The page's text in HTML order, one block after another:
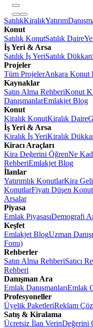
SatılıkKiralıkYatırım
Konut
Satılık KonutSatılık Daire
İş Yeri & Arsa
Satılık İş YeriSatılık Dükkan
Projeler
Tüm ProjelerAnkara Konut
Kaynaklar
Satın Alma RehberiKonut
DanışmanlarEmlakjet Blog
Konut
Kiralık KonutKiralık Daire
İş Yeri & Arsa
Kiralık İş YeriKiralık
Kiracı Araçları
Kira Değerini ÖğrenNe
RehberiEmlakjet Blog
İlanlar
Yatırımlık KonutlarKira
KonutlarFiyatı Düşen
Arsalar
Piyasa
Emlak PiyasasıDemografi
Keşfet
Emlakjet BlogUzman
Fonu)
Rehberler
Satın Alma RehberiSatıcı
Rehberi
Danışman Ara
Emlak DanışmanlarıEmlak
Profesyoneller
Üyelik PaketleriReklam
Satış & Kiralama
Ücretsiz İlan VerinDeğerini